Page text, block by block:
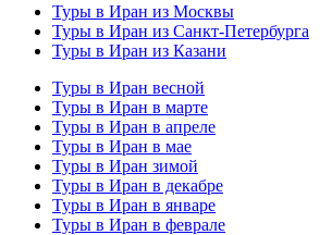
Туры в Иран из Москвы
Туры в Иран из Санкт-Петербурга
Туры в Иран из Казани
Туры в Иран весной
Туры в Иран в марте
Туры в Иран в апреле
Туры в Иран в мае
Туры в Иран зимой
Туры в Иран в декабре
Туры в Иран в январе
Туры в Иран в феврале